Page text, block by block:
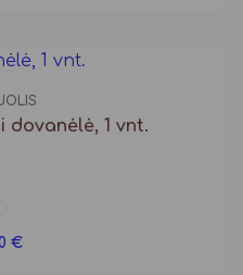
dovanėlė, 1 vnt.
€